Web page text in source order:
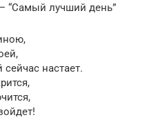
“Самый лучший день”
настает.